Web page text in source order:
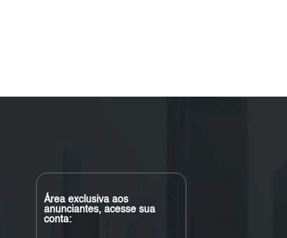
Área exclusiva aos
anunciantes, acesse sua
conta: